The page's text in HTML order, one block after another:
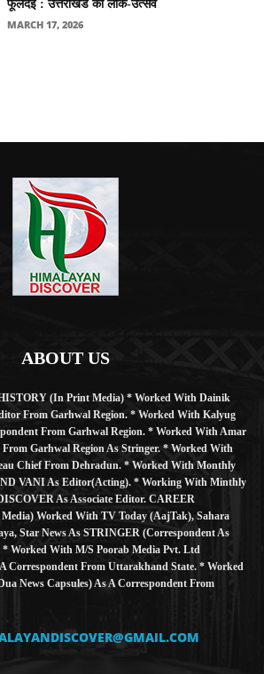
फूलदेई : उत्तराखंड का लोक-उत्सव
MARCH 17, 2026
ABOUT US
(in Print Media) * Worked With Dainik
From Garhwal Region. * Worked With Kalyug
From Garhwal Region. * Worked With Amar
Garhwal Region As Stringer. * Worked With
Chief From Dehradun. * Worked With Monthly
VANI As Editor(Acting). * Working With Minthly
As Associate Editor. CAREER
Worked With TV Today (AajTak), Sahara
Star News As STRINGER (Correspondent As
* Worked With M/S Poorab Media Pvt. Ltd
Correspondent From Uttarakhand State. * Worked
News Capsules) As A Correspondent From